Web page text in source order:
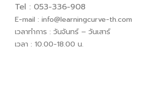
Tel : 053-336-908
E-mail : info@learningcurve-th.com
เวลาทำการ : วันจันทร์ – วันเสาร์
เวลา : 10.00-18.00 น.